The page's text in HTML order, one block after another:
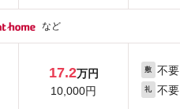
など
17.2万円
10,000円
敷 不要
礼 不要